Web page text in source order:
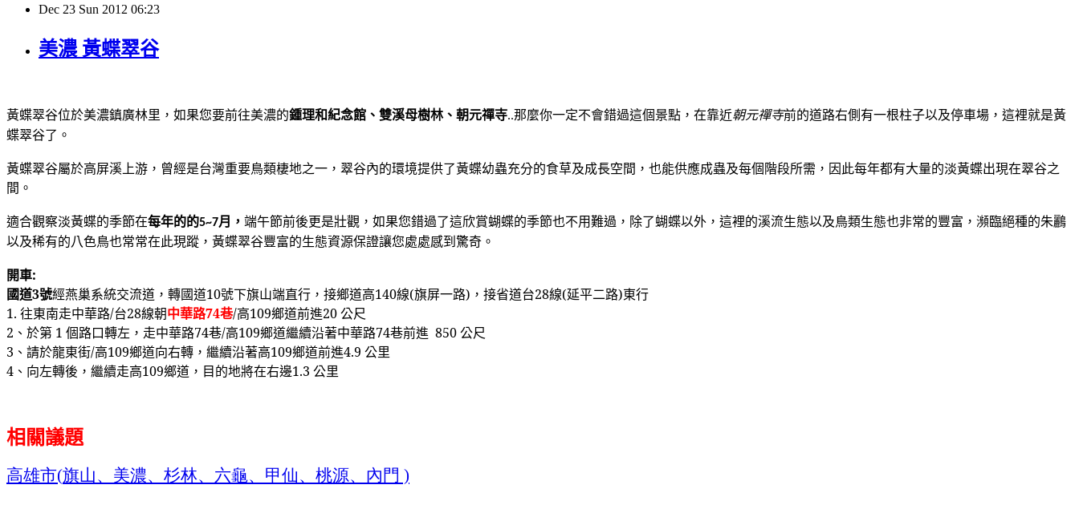
Dec 23 Sun 2012 06:23
美濃 黃蝶翠谷
黃蝶翠谷位於美濃鎮廣林里，如果您要前往美濃的鍾理和紀念館、雙溪母樹林、朝元禪寺..那麼你一定不會錯過這個景點，在靠近朝元禪寺前的道路右側有一根柱子以及停車場，這裡就是黃
蝶翠谷了。
黃蝶翠谷屬於高屏溪上游，曾經是台灣重要鳥類棲地之一，翠谷內的環境提供了黃蝶幼蟲充分的食草及成長空間，也能供應成蟲及每個階段所需，因此每年都有大量的淡黃蝶出現在翠谷之
間。
適合觀察淡黃蝶的季節在每年的的5~7月， 端午節前後更是壯觀，如果您錯過了這欣賞蝴蝶的季節也不用難過，除了蝴蝶以外，這裡的溪流生態以及鳥類生態也非常的豐富，瀕臨絕種的朱鸝
以及稀有的八色鳥也常常在此現蹤，黃蝶翠谷豐富的生態資源保證讓您處處感到驚奇。
開車:
國道3號經燕巢系統交流道，轉國道10號下旗山端直行，接鄉道高140線(旗屏一路) ，接省道台28線(延平二路)東行
1. 往東南走中華路/台28線朝中華路74巷/高109鄉道前進20公尺
2 、於第 1 個路口轉左，走中華路74巷/高109鄉道繼續沿著中華路74巷前進 850公尺
3 、請於龍東街/高109鄉道向右轉，繼續沿著高109鄉道前進4.9 公里
4 、向左轉後，繼續走高109鄉道，目的地將在右邊1.3 公里
相關議題
高雄市(旗山、美濃、杉林、六龜、甲仙、桃源、內門 )